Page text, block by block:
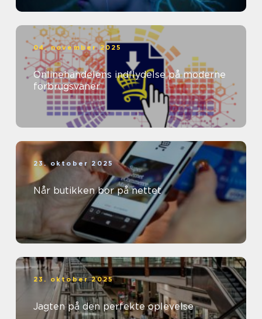
04. november 2025
Onlinehandelens indflydelse på moderne
forbrugsvaner
23. oktober 2025
Når butikken bor på nettet
23. oktober 2025
Jagten på den perfekte oplevelse